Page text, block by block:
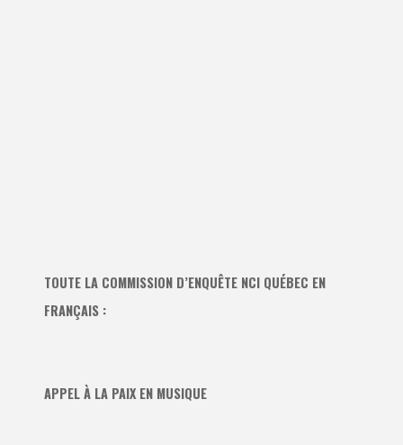
TOUTE LA COMMISSION D’ENQUÊTE NCI QUÉBEC EN
FRANÇAIS :
APPEL À LA PAIX EN MUSIQUE